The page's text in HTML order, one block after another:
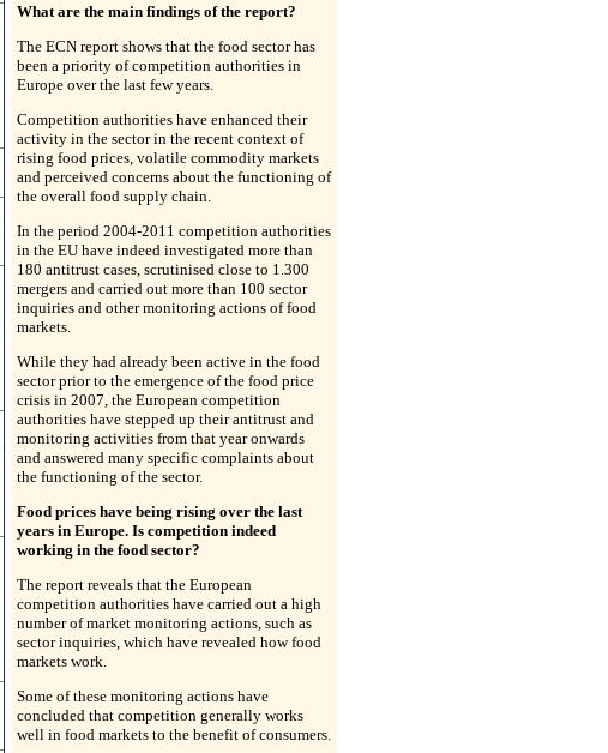
What are the main findings of the report?
The ECN report shows that the food sector has
been a priority of competition authorities in
Europe over the last few years.
Competition authorities have enhanced their
activity in the sector in the recent context of
rising food prices, volatile commodity markets
and perceived concerns about the functioning of
the overall food supply chain.
In the period 2004-2011 competition authorities
in the EU have indeed investigated more than
180 antitrust cases, scrutinised close to 1.300
mergers and carried out more than 100 sector
inquiries and other monitoring actions of food
markets.
While they had already been active in the food
sector prior to the emergence of the food price
crisis in 2007, the European competition
authorities have stepped up their antitrust and
monitoring activities from that year onwards
and answered many specific complaints about
the functioning of the sector.
Food prices have being rising over the last
years in Europe. Is competition indeed
working in the food sector?
The report reveals that the European
competition authorities have carried out a high
number of market monitoring actions, such as
sector inquiries, which have revealed how food
markets work.
Some of these monitoring actions have
concluded that competition generally works
well in food markets to the benefit of consumers.